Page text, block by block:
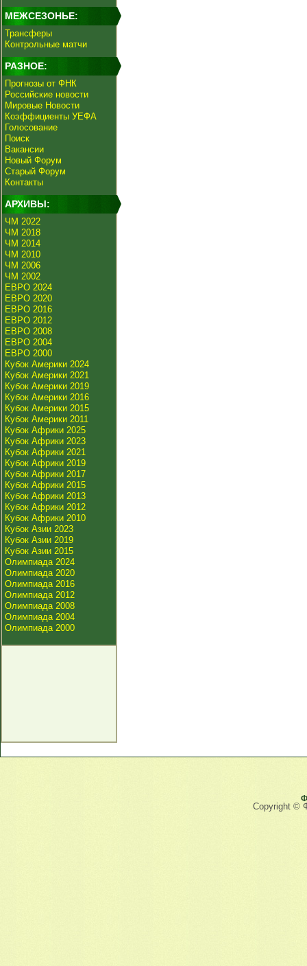
МЕЖСЕЗОНЬЕ:
Трансферы
Контрольные матчи
РАЗНОЕ:
Прогнозы от ФНК
Российские новости
Мировые Новости
Коэффициенты УЕФА
Голосование
Поиск
Вакансии
Новый Форум
Старый Форум
Контакты
АРХИВЫ:
ЧМ 2022
ЧМ 2018
ЧМ 2014
ЧМ 2010
ЧМ 2006
ЧМ 2002
ЕВРО 2024
ЕВРО 2020
ЕВРО 2016
ЕВРО 2012
ЕВРО 2008
ЕВРО 2004
ЕВРО 2000
Кубок Америки 2024
Кубок Америки 2021
Кубок Америки 2019
Кубок Америки 2016
Кубок Америки 2015
Кубок Америки 2011
Кубок Африки 2025
Кубок Африки 2023
Кубок Африки 2021
Кубок Африки 2019
Кубок Африки 2017
Кубок Африки 2015
Кубок Африки 2013
Кубок Африки 2012
Кубок Африки 2010
Кубок Азии 2023
Кубок Азии 2019
Кубок Азии 2015
Олимпиада 2024
Олимпиада 2020
Олимпиада 2016
Олимпиада 2012
Олимпиада 2008
Олимпиада 2004
Олимпиада 2000
Copyright ©